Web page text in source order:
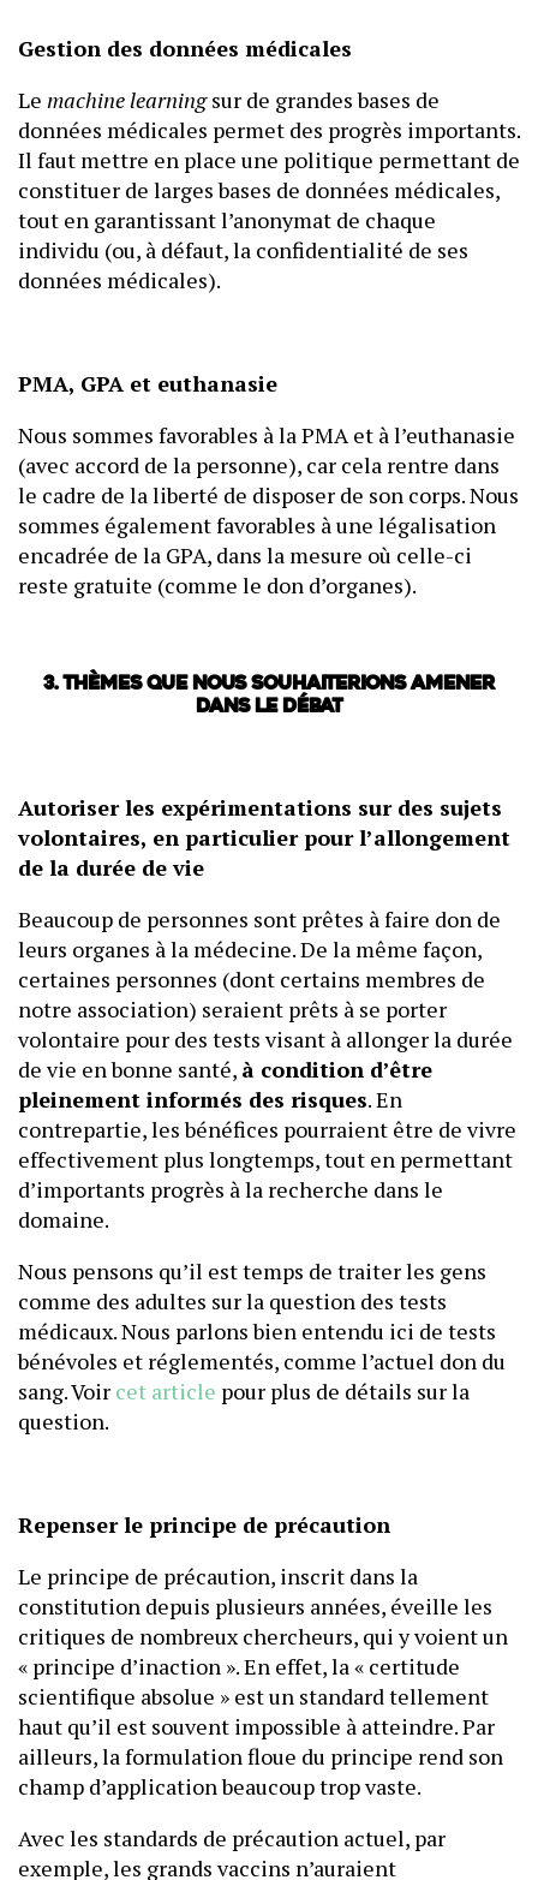
Gestion des données médicales
Le machine learningsur de grandes bases de
données médicales permet des progrès importants.
Il faut mettre en place une politique permettant de
constituer de larges bases de données médicales,
tout en garantissant l’anonymat de chaque
individu (ou, à défaut, la confidentialité de ses
données médicales).
PMA, GPA et euthanasie
Nous sommes favorables à la PMA et à l’euthanasie
(avec accord de la personne), car cela rentre dans
le cadre de la liberté de disposer de son corps. Nous
sommes également favorables à une légalisation
encadrée de la GPA, dans la mesure où celle-ci
reste gratuite (comme le don d’organes).
3. Thèmes que nous souhaiterions amener
dans le débat
Autoriser les expérimentations sur des sujets
volontaires, en particulier pour l’allongement
de la durée de vie
Beaucoup de personnes sont prêtes à faire don de
leurs organes à la médecine. De la même façon,
certaines personnes (dont certains membres de
notre association) seraient prêts à se porter
volontaire pour des tests visant à allonger la durée
de vie en bonne santé, à condition d’être
pleinement informés des risques. En
contrepartie, les bénéfices pourraient être de vivre
effectivement plus longtemps, tout en permettant
d’importants progrès à la recherche dans le
domaine.
Nous pensons qu’il est temps de traiter les gens
comme des adultes sur la question des tests
médicaux. Nous parlons bien entendu ici de tests
bénévoles et réglementés, comme l’actuel don du
sang. Voir cet article pour plus de détails sur la
question.
Repenser le principe de précaution
Le principe de précaution, inscrit dans la
constitution depuis plusieurs années, éveille les
critiques de nombreux chercheurs, qui y voient un
« principe d’inaction ». En effet, la « certitude
scientifique absolue » est un standard tellement
haut qu’il est souvent impossible à atteindre. Par
ailleurs, la formulation floue du principe rend son
champ d’application beaucoup trop vaste.
Avec les standards de précaution actuel, par
exemple, les grands vaccins n’auraient